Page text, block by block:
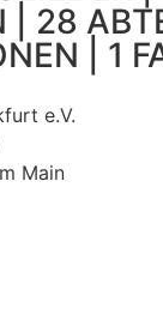
| 28
| 1
e.V.
Main